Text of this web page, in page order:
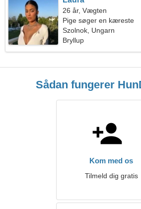
26 år, Vægten
Pige søger en kæreste
Szolnok, Ungarn
Bryllup
Sådan fungerer
Kom med os
Tilmeld dig gratis